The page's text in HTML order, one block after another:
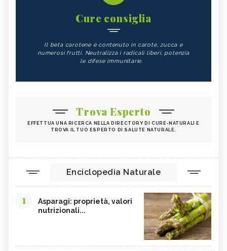
Cure consiglia
Il beta carotene è contenuto in carote, zucca e
numerosi frutti. Neutralizza i radicali liberi, potenzia
le difese immunitarie.
Trova Esperto
EFFETTUA UNA RICERCA NELLA DIRECTORY DI CURE-NATURALI E
TROVA IL TUO ESPERTO DI SALUTE NATURALE.
Enciclopedia Naturale
1
Asparagi: proprietà, valori
nutrizionali...